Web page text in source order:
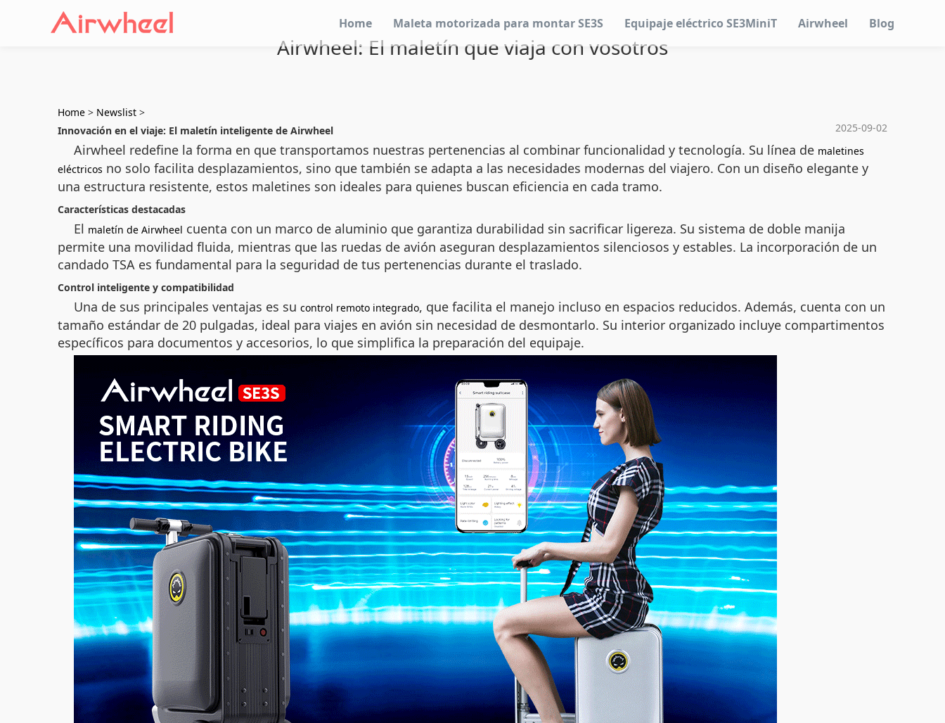
Home Maleta motorizada para montar SE3S Equipaje eléctrico SE3MiniT Airwheel Blog
Airwheel: El maletín que viaja con vosotros
Home > Newslist >
2025-09-02
Innovación en el viaje: El maletín inteligente de Airwheel
Airwheel redefine la forma en que transportamos nuestras pertenencias al combinar funcionalidad y tecnología. Su línea de maletines
eléctricos no solo facilita desplazamientos, sino que también se adapta a las necesidades modernas del viajero. Con un diseño elegante y
una estructura resistente, estos maletines son ideales para quienes buscan eficiencia en cada tramo.
Características destacadas
El maletín de Airwheel cuenta con un marco de aluminio que garantiza durabilidad sin sacrificar ligereza. Su sistema de doble manija
permite una movilidad fluida, mientras que las ruedas de avión aseguran desplazamientos silenciosos y estables. La incorporación de un
candado TSA es fundamental para la seguridad de tus pertenencias durante el traslado.
Control inteligente y compatibilidad
Una de sus principales ventajas es su control remoto integrado, que facilita el manejo incluso en espacios reducidos. Además, cuenta con un
tamaño estándar de 20 pulgadas, ideal para viajes en avión sin necesidad de desmontarlo. Su interior organizado incluye compartimentos
específicos para documentos y accesorios, lo que simplifica la preparación del equipaje.